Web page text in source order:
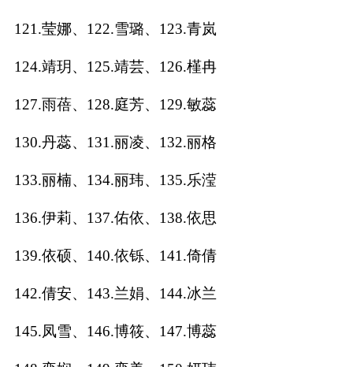
121.莹娜、122.雪璐、123.青岚
124.靖玥、125.靖芸、126.槿冉
127.雨蓓、128.庭芳、129.敏蕊
130.丹蕊、131.丽凌、132.丽格
133.丽楠、134.丽玮、135.乐滢
136.伊莉、137.佑依、138.依思
139.依硕、140.依铄、141.倚倩
142.倩安、143.兰娟、144.冰兰
145.凤雪、146.博筱、147.博蕊